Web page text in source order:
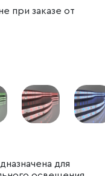
при заказе от
для